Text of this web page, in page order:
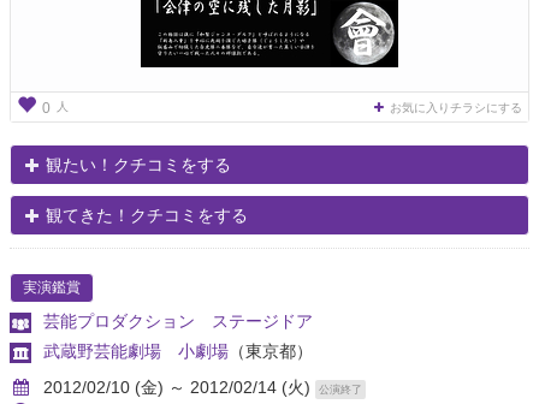
0 人 お気に入りチラシにする
観たい！クチコミをする
観てきた！クチコミをする
実演鑑賞
芸能プロダクション ステージドア
武蔵野芸能劇場 小劇場 （東京都）
2012/02/10 (金) ～ 2012/02/14 (火)
公演終了